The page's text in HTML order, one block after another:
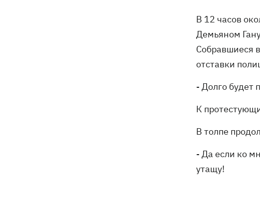
В 12 часов
Демьяном
Собравшиеся
отставки
- Долго будет
К
В толпе
- Да если ко
утащу!